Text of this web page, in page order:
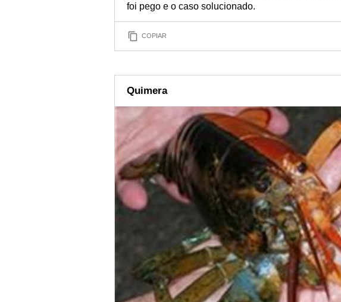
foi pego e o caso solucionado.
COPIAR
Quimera